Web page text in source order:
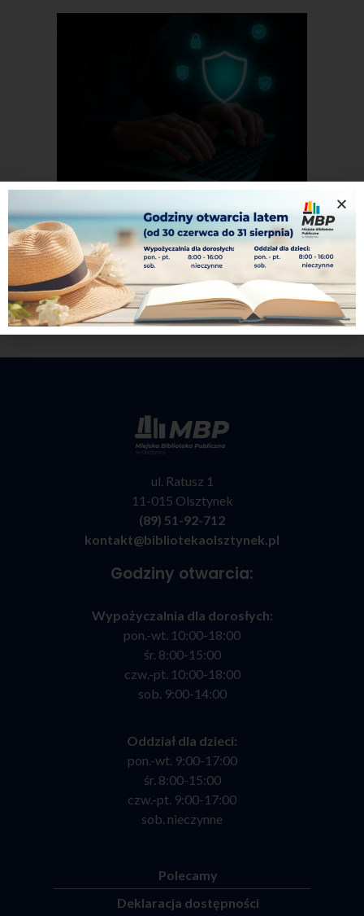
ul. Ratusz 1
11-015 Olsztynek
(89) 51-92-712
kontakt@bibliotekaolsztynek.pl
Godziny otwarcia:
Wypożyczalnia dla dorosłych:
pon.-wt. 10:00-18:00
śr. 8:00-15:00
czw.-pt. 10:00-18:00
sob. 9:00-14:00
Oddział dla dzieci:
pon.-wt. 9:00-17:00
śr. 8:00-15:00
czw.-pt. 9:00-17:00
sob. nieczynne
Polecamy
Deklaracja dostępności